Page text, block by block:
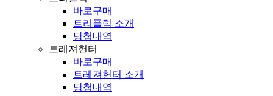
바로구매
트리플럭 소개
당첨내역
트레져헌터
바로구매
트레져헌터 소개
당첨내역